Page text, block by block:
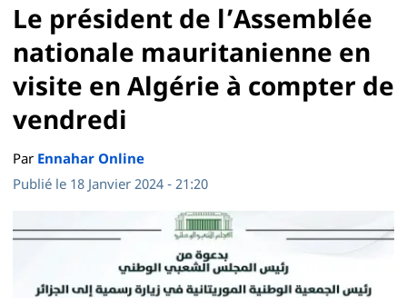
Le président de l’Assemblée
nationale mauritanienne en
visite en Algérie à compter de
vendredi
Par Ennahar Online
Publié le 18 Janvier 2024 - 21:20